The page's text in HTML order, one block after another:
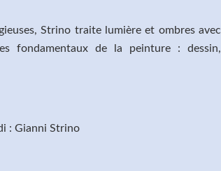
Strino traite lumière et ombres avec
fondamentaux de la peinture : dessin,